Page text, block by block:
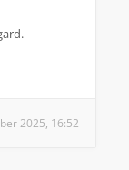
2025, 16:52